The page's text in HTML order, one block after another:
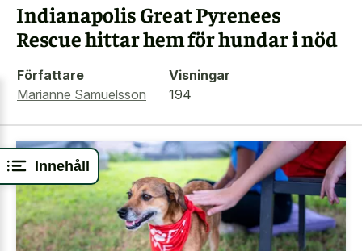
Innehåll
Indianapolis Great Pyrenees
Rescue hittar hem för hundar i nöd
Författare
Marianne Samuelsson
Visningar
194